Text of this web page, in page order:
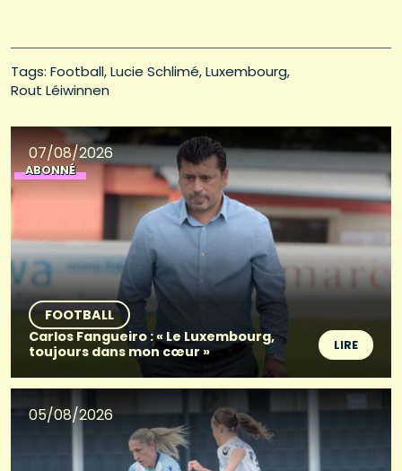
Tags: Football Lucie Schlimé Luxembourg
Rout Léiwinnen
07/08/2026
ABONNÉ
FOOTBALL
Carlos Fangueiro : « Le Luxembourg,
toujours dans mon cœur »
LIRE
05/08/2026